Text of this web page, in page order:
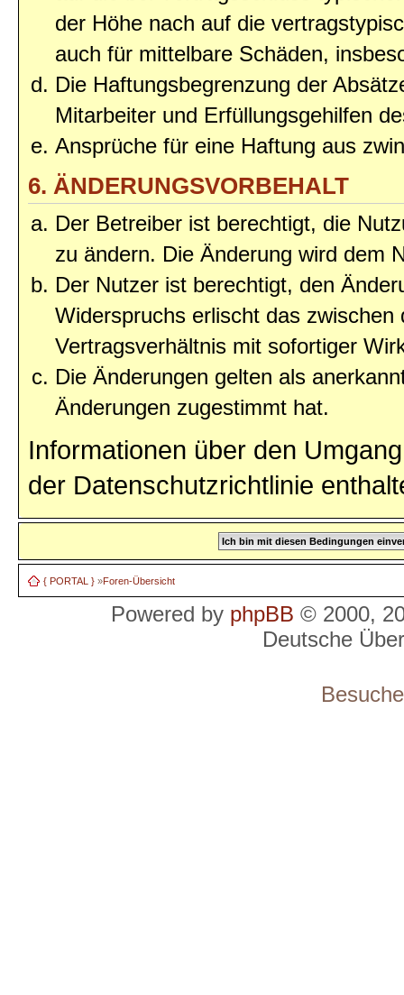
der Höhe nach auf die
auch für mittelbare Schäden,
Die Haftungsbegrenzung der
Mitarbeiter und Erfüllungsgehilfen
Ansprüche für eine Haftung aus
6. ÄNDERUNGSVORBEHALT
Der Betreiber ist berechtigt, die
zu ändern. Die Änderung wird dem
Der Nutzer ist berechtigt, den
Widerspruchs erlischt das
Vertragsverhältnis mit sofortiger
Die Änderungen gelten als
Änderungen zugestimmt hat.
Informationen über den
der Datenschutzrichtlinie
{ PORTAL } »Foren-Übersicht
Powered by phpBB © 2000,
Deutsche